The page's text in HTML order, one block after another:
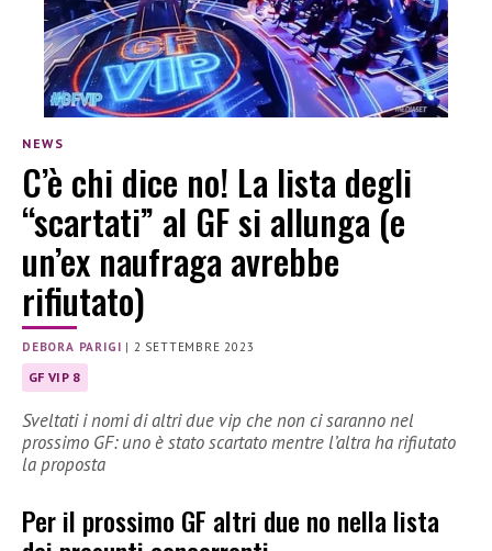
NEWS
C’è chi dice no! La lista degli
“scartati” al GF si allunga (e
un’ex naufraga avrebbe
rifiutato)
DEBORA PARIGI | 2 SETTEMBRE 2023
GF VIP 8
Sveltati i nomi di altri due vip che non ci saranno nel
prossimo GF: uno è stato scartato mentre l’altra ha rifiutato
la proposta
Per il prossimo GF altri due no nella lista